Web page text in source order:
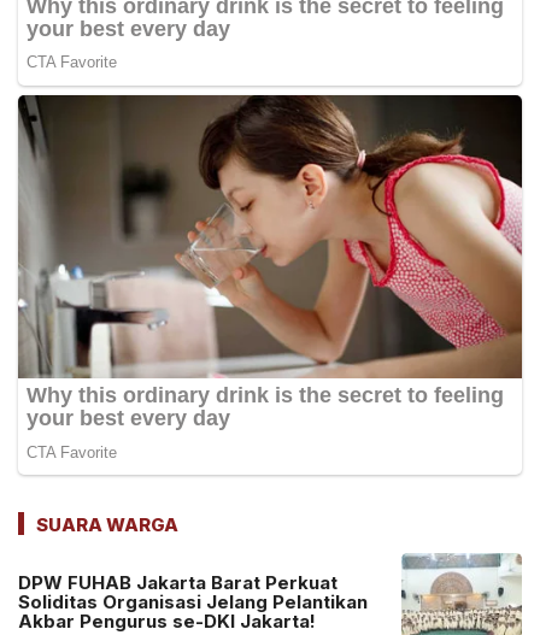
SUARA WARGA
DPW FUHAB Jakarta Barat Perkuat
Soliditas Organisasi Jelang Pelantikan
Akbar Pengurus se-DKI Jakarta!